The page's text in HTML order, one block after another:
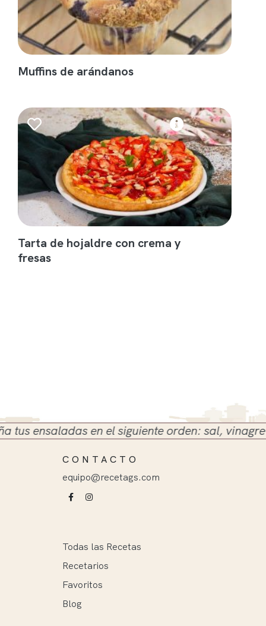
Muffins de arándanos
Tarta de hojaldre con crema y
fresas
en el siguiente orden: sal, vinagre y
CONTACTO
equipo@recetags.com
Todas las Recetas
Recetarios
Favoritos
Blog